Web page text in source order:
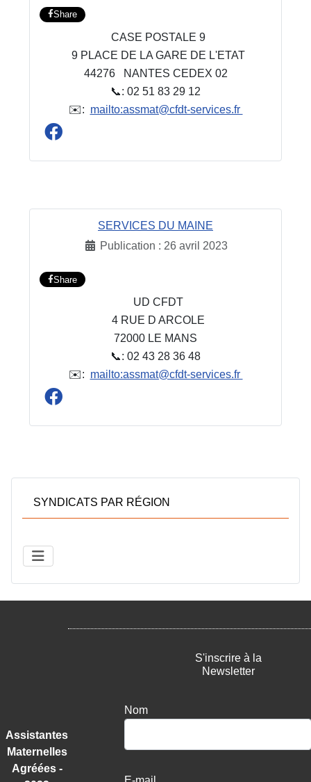
Share
CASE POSTALE 9
9 PLACE DE LA GARE DE L'ETAT
44276 NANTES CEDEX 02
📞: 02 51 83 29 12
✉️: mailto:assmat@cfdt-services.fr
SERVICES DU MAINE
Publication : 26 avril 2023
Share
UD CFDT
4 RUE D ARCOLE
72000 LE MANS
📞: 02 43 28 36 48
✉️: mailto:assmat@cfdt-services.fr
SYNDICATS PAR RÉGION
Assistantes
Maternelles
Agréées -
S'inscrire à la
Newsletter
Nom